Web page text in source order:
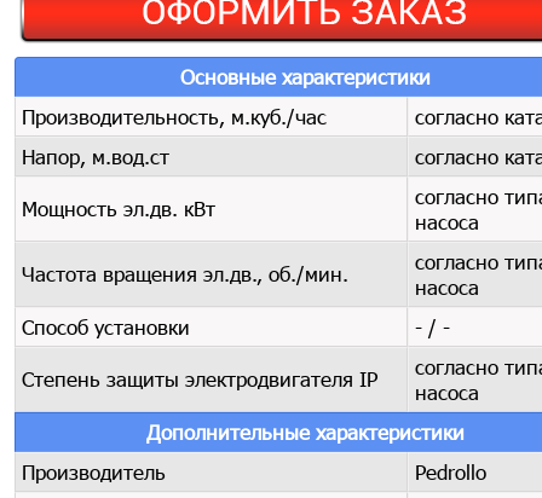
Основные характеристики
Производительность, м.куб./час
согласно
Напор, м.вод.ст
согласно
Мощность эл.дв. кВт
согласно
насоса
Частота вращения эл.дв., об./мин.
согласно
насоса
Способ установки
- / -
Степень защиты электродвигателя IP
согласно
насоса
Дополнительные характеристики
Производитель
Pedrollo